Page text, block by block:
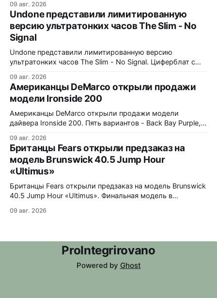
экземпляров каждого варианта. Заводная коронка
расположена на 4 часах. Водозащита 300 метров.
Сапфировое стекло с AR-покрытием, FKM-ремешок, 7
слоев Swiss Super-LumiNova на циферблате,
09 авг. 2026
Undone представили лимитированную
версию ультратонких часов The Slim - No
Signal
Undone представили лимитированную версию
ультратонких часов The Slim - No Signal. Циферблат с
белые помехи, зигзаги, спирали и геометрические
фигуры. Бирюзовый треугольник UNDONE на 12 часах.
Корпус из нержавеющей стали 316L, интегрированный
браслет. Водозащита 30 метров. 37x4,9x43 мм. Ronda
1062 кварц
09 авг. 2026
Американцы DeMarco открыли продажи
модели Ironside 200
Американцы DeMarco открыли продажи модели
дайвера Ironside 200. Пять вариантов - Back Bay Purple,
Blue. Корпус из стали 316L, керамическая вставка
безеля на 120 кликов, сапфировое стекло с обеих
сторон. Водозащита 200 метров, винтовая головка.
Люм Swiss Luminova BGW9. В комплекте стальной
jubilee-
09 авг. 2026
Британцы Fears открыли предзаказ на
модель Brunswick 40.5 Jump Hour
«Ultimus»
Британцы Fears открыли предзаказ на модель Brunswick
40.5 Jump Hour «Ultimus». Финальная модель в
с Andrew Morgan. Прыгающий час реализован на модуле
находящихся над люминесцентным часовым диском:
внешний - сапфир с
09 авг. 2026
ProIntegrirovano
Powered by Ghost